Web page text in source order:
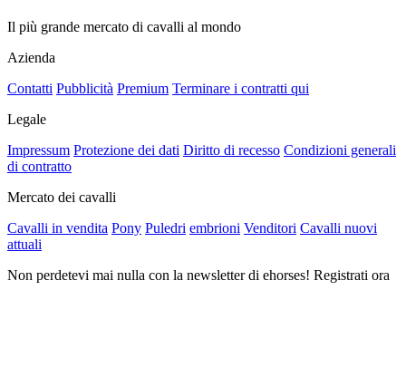
Il più grande mercato di cavalli al mondo
Azienda
Contatti Pubblicità Premium Terminare i contratti qui
Legale
Impressum Protezione dei dati Diritto di recesso Condizioni generali
di contratto
Mercato dei cavalli
Cavalli in vendita Pony Puledri embrioni Venditori Cavalli nuovi
attuali
Non perdetevi mai nulla con la newsletter di ehorses! Registrati ora